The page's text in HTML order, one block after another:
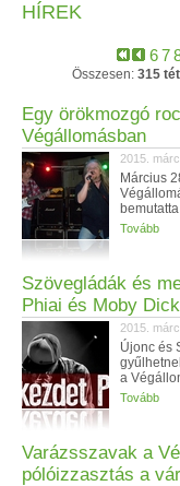
HÍREK
67
Összesen: 315
Egy örökmozgó
Végállomásban
2015.
Március
Tovább
Szövegládák és
Phiai és Moby
2015.
Újonc és
a
Tovább
Varázsszavak a
pólóizzasztás a